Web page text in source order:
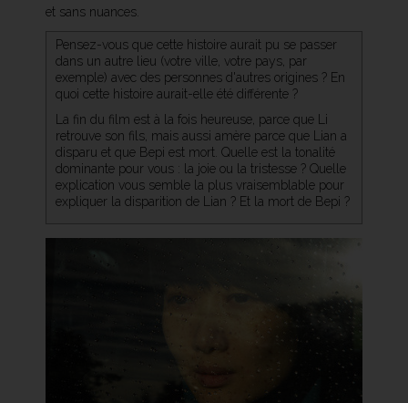
et sans nuances.
Pensez-vous que cette histoire aurait pu se passer
dans un autre lieu (votre ville, votre pays, par
exemple) avec des personnes d'autres origines ? En
quoi cette histoire aurait-elle été différente ?
La fin du film est à la fois heureuse, parce que Li
retrouve son fils, mais aussi amère parce que Lian a
disparu et que Bepi est mort. Quelle est la tonalité
dominante pour vous : la joie ou la tristesse ? Quelle
explication vous semble la plus vraisemblable pour
expliquer la disparition de Lian ? Et la mort de Bepi ?